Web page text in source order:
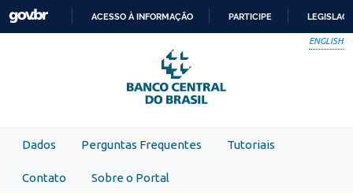
Skip to main content
PARA
O
CONTEÚDO
ACESSO À INFORMAÇÃO PARTICIPE
ENGLISH
Dados Perguntas Frequentes Tutoriais
Contato Sobre o Portal